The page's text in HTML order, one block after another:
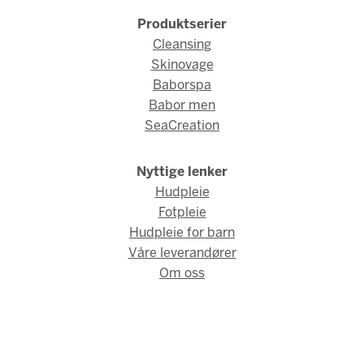
Produktserier
Cleansing
Skinovage
Baborspa
Babor men
SeaCreation
Nyttige lenker
Hudpleie
Fotpleie
Hudpleie for barn
Våre leverandører
Om oss